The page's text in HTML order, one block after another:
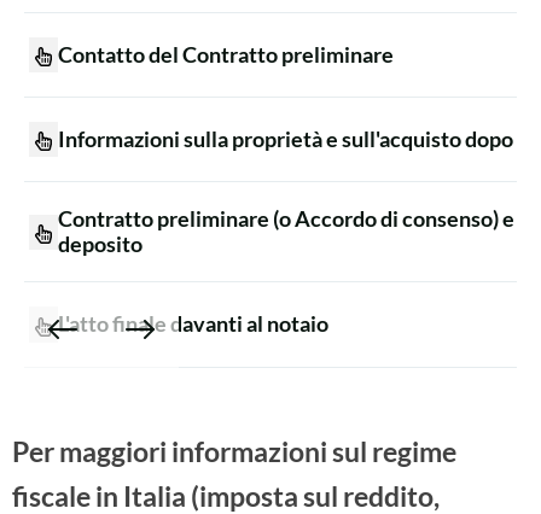
Contatto del Contratto preliminare
Informazioni sulla proprietà e sull'acquisto dopo
Contratto preliminare (o Accordo di consenso) e
deposito
L'atto finale davanti al notaio
Per maggiori informazioni sul regime
fiscale in Italia (imposta sul reddito,